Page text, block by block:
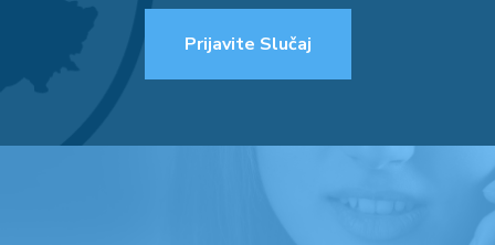
Prijavite Slučaj